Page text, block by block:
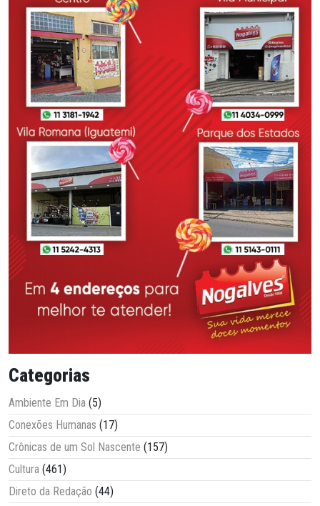
Categorias
Ambiente Em Dia (5)
Conexões Humanas (17)
Crônicas de um Sol Nascente (157)
Cultura (461)
Direto da Redação (44)